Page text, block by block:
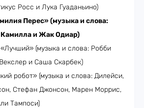
Росс и Лука Гуаданьино)
Перес» (музыка и слова:
и Жак Одиар)
(музыка и слова: Робби
и Саша Скарбек)
робот» (музыка и слова: Дилейси,
Стефан Джонсон, Марен Моррис,
Тампоси)